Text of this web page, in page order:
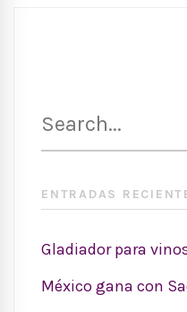
for:
ENTRADAS
Gladiador para
México gana con